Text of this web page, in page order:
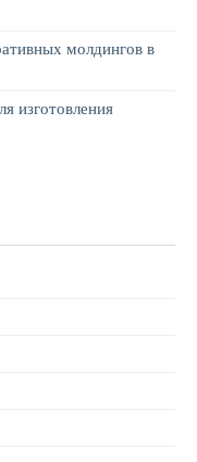
молдингов в
изготовления